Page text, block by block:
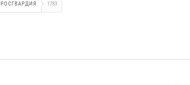
РОСГВАРДИЯ 1783